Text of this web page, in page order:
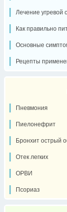
Лечение угревой
Как правильно
Основные
Рецепты
Пневмония
Пиелонефрит
Бронхит острый
Отек легких
ОРВИ
Псориаз